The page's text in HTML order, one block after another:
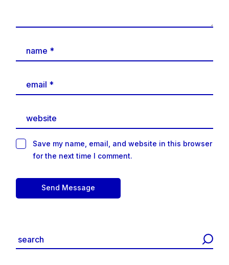
Save my name, email, and website in this browser
for the next time I comment.
Send Message